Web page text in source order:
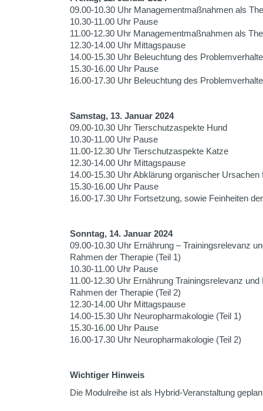
09.00-10.30 Uhr Managementmaßnahmen als
10.30-11.00 Uhr Pause
11.00-12.30 Uhr Managementmaßnahmen als
12.30-14.00 Uhr Mittagspause
14.00-15.30 Uhr Beleuchtung des
15.30-16.00 Uhr Pause
16.00-17.30 Uhr Beleuchtung des
Samstag, 13. Januar 2024
09.00-10.30 Uhr Tierschutzaspekte Hund
10.30-11.00 Uhr Pause
11.00-12.30 Uhr Tierschutzaspekte Katze
12.30-14.00 Uhr Mittagspause
14.00-15.30 Uhr Abklärung organischer Ursachen
15.30-16.00 Uhr Pause
16.00-17.30 Uhr Fortsetzung, sowie Feinheiten
Sonntag, 14. Januar 2024
09.00-10.30 Uhr Ernährung – Trainingsrelevanz
Rahmen der Therapie (Teil 1)
10.30-11.00 Uhr Pause
11.00-12.30 Uhr Ernährung Trainingsrelevanz
Rahmen der Therapie (Teil 2)
12.30-14.00 Uhr Mittagspause
14.00-15.30 Uhr Neuropharmakologie (Teil 1)
15.30-16.00 Uhr Pause
16.00-17.30 Uhr Neuropharmakologie (Teil 2)
Wichtiger Hinweis
Die Modulreihe ist als Hybrid-Veranstaltung